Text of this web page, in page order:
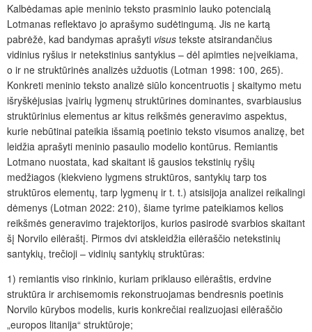
Kalbėdamas apie meninio teksto prasminio lauko potencialą
Lotmanas reflektavo jo aprašymo sudėtingumą. Jis ne kartą
pabrėžė, kad bandymas aprašyti visus tekste atsirandančius
vidinius ryšius ir netekstinius santykius – dėl apimties neįveikiama,
o ir ne struktūrinės analizės užduotis (Lotman 1998: 100, 265).
Konkreti meninio teksto analizė siūlo koncentruotis į skaitymo metu
išryškėjusias įvairių lygmenų struktūrines dominantes, svarbiausius
struktūrinius elementus ar kitus reikšmės generavimo aspektus,
kurie nebūtinai pateikia išsamią poetinio teksto visumos analizę, bet
leidžia aprašyti meninio pasaulio modelio kontūrus. Remiantis
Lotmano nuostata, kad skaitant iš gausios tekstinių ryšių
medžiagos (kiekvieno lygmens struktūros, santykių tarp tos
struktūros elementų, tarp lygmenų ir t. t.) atsisijoja analizei reikalingi
dėmenys (Lotman 2022: 210), šiame tyrime pateikiamos kelios
reikšmės generavimo trajektorijos, kurios pasirodė svarbios skaitant
šį Norvilo eilėraštį. Pirmos dvi atskleidžia eilėraščio netekstinių
santykių, trečioji – vidinių santykių struktūras:
1) remiantis viso rinkinio, kuriam priklauso eilėraštis, erdvine
struktūra ir archisemomis rekonstruojamas bendresnis poetinis
Norvilo kūrybos modelis, kuris konkrečiai realizuojasi eilėraščio
„europos litanija“ struktūroje;